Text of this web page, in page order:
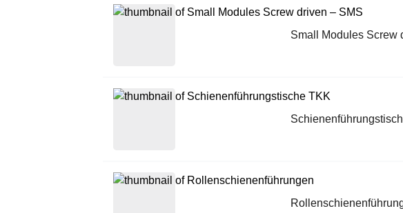
Small Modules Screw